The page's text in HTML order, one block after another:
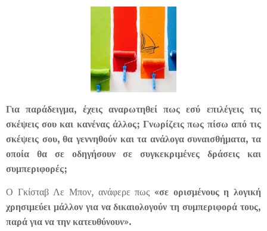
Για παράδειγμα, έχεις αναρωτηθεί πως εσύ επιλέγεις τις
σκέψεις σου και κανένας άλλος; Γνωρίζεις πως πίσω από τις
σκέψεις σου, θα γεννηθούν και τα ανάλογα συναισθήματα, τα
οποία θα σε οδηγήσουν σε συγκεκριμένες δράσεις και
συμπεριφορές;
Ο Γκίσταβ Λε Μπον, ανάφερε πως «σε ορισμένους η λογική
χρησιμεύει μάλλον για να δικαιολογούν τη συμπεριφορά τους,
παρά για να την κατευθύνουν».